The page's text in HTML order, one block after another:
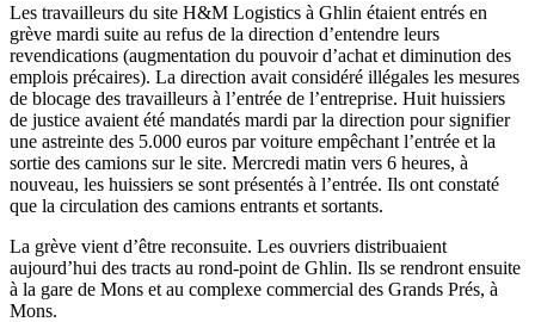
Les travailleurs du site H&M Logistics à Ghlin étaient entrés en
grève mardi suite au refus de la direction d’entendre leurs
revendications (augmentation du pouvoir d’achat et diminution des
emplois précaires). La direction avait considéré illégales les mesures
de blocage des travailleurs à l’entrée de l’entreprise. Huit huissiers
de justice avaient été mandatés mardi par la direction pour signifier
une astreinte des 5.000 euros par voiture empêchant l’entrée et la
sortie des camions sur le site. Mercredi matin vers 6 heures, à
nouveau, les huissiers se sont présentés à l’entrée. Ils ont constaté
que la circulation des camions entrants et sortants.
La grève vient d’être reconsuite. Les ouvriers distribuaient
aujourd’hui des tracts au rond-point de Ghlin. Ils se rendront ensuite
à la gare de Mons et au complexe commercial des Grands Prés, à
Mons.